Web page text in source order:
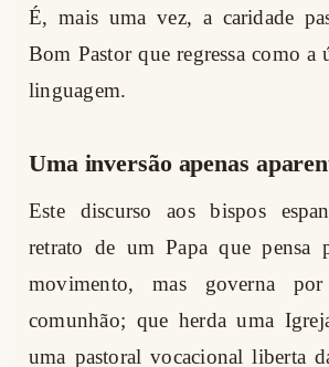
É, mais uma vez, a caridade
Bom Pastor que regressa como a
linguagem.
Uma inversão apenas
Este discurso aos bispos
retrato de um Papa que pensa
movimento, mas governa
comunhão; que herda uma
uma pastoral vocacional liberta